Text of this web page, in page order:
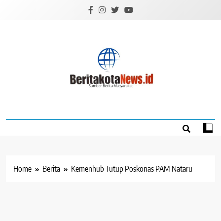
Home Berita Kemenhub Tutup Poskonas PAM Nataru